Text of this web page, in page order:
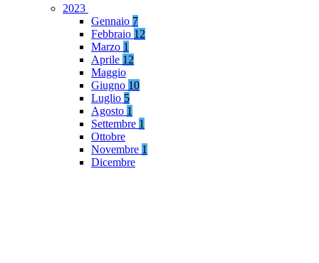
2023
Gennaio 7
Febbraio 12
Marzo 1
Aprile 12
Maggio
Giugno 10
Luglio 5
Agosto 1
Settembre 1
Ottobre
Novembre 1
Dicembre